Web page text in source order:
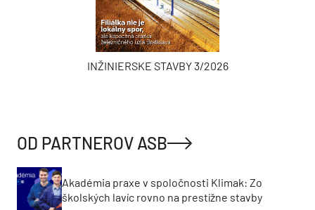
INŽINIERSKE STAVBY 3/2026
OD PARTNEROV ASB
Akadémia praxe v spoločnosti Klimak: Zo
školských lavíc rovno na prestížne stavby